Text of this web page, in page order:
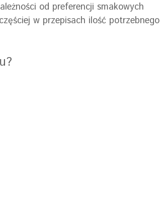
od preferencji smakowych
w przepisach ilość potrzebnego